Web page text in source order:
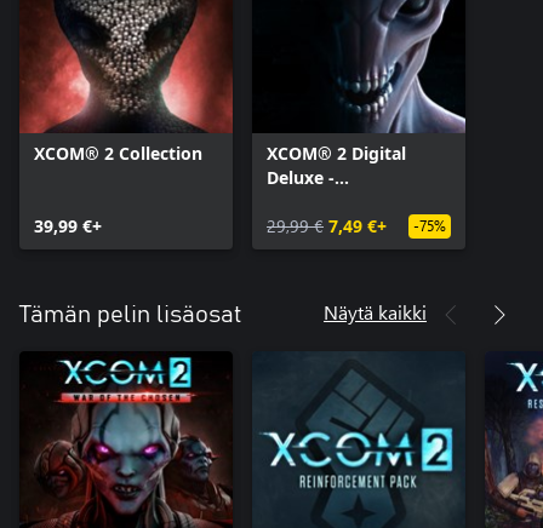
XCOM® 2 Collection
39,99 €+
XCOM® 2 Digital
Deluxe -
29,99 € 7,49 €+ -75%
Tämän pelin lisäosat Näytä kaikki